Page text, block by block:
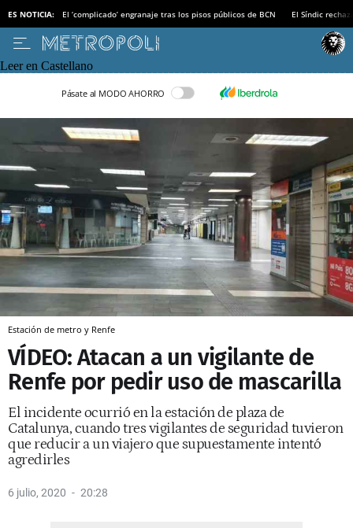
ES NOTICIA: El ‘complicado’ engranaje tras los pisos públicos de BCN El Síndic
Leer en Castellano
Pásate al MODO AHORRO
Estación de metro y Renfe
VÍDEO: Atacan a un vigilante de
Renfe por pedir uso de mascarilla
El incidente ocurrió en la estación de plaza de
Catalunya, cuando tres vigilantes de seguridad tuvieron
que reducir a un viajero que supuestamente intentó
agredirles
6 julio, 2020 20:28